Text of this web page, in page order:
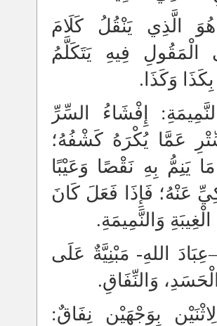
هُوَ الَّذِي يَنْقُلُ كَلَامَ
الْمَقُولِ فِيهِ يَتَكَلَّمُ
وَكَذَا.
إِفْشَاءُ السِّرِّ
عَمَّا يُكْرَهُ كَشْفُهُ؛
يَنِمُّ بِهِ نَقْصًا وَعَيْبًا
عَنْهُ؛ فَإِذَا فَعَلَ كَانَ
وَالنَّمِيمَةِ.
عِبَادَ اللهِ- مَبْنِيَّةٌ عَلَى
وَالنِّفَاقِ.
بِوَجْهَيْنِ نِفَاقٌ: